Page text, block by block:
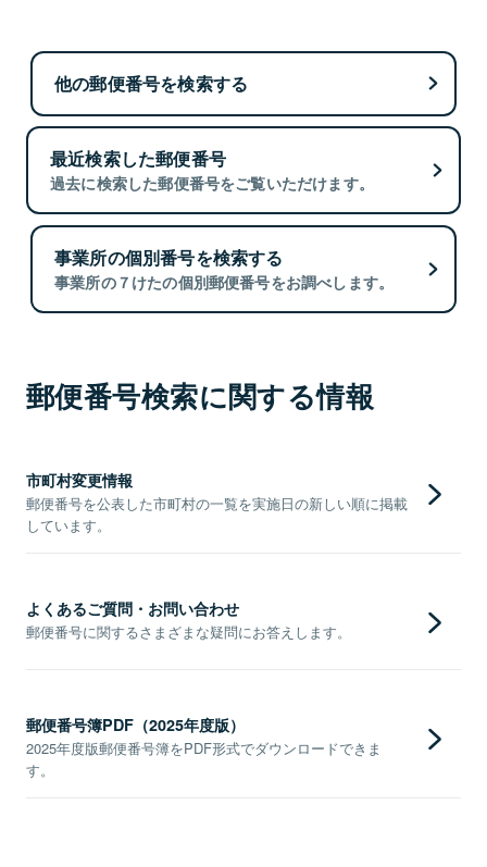
他の郵便番号を検索する
最近検索した郵便番号
過去に検索した郵便番号をご覧いただけます。
事業所の個別番号を検索する
事業所の７けたの個別郵便番号をお調べします。
郵便番号検索に関する情報
市町村変更情報
郵便番号を公表した市町村の一覧を実施日の新しい順に掲載
しています。
よくあるご質問・お問い合わせ
郵便番号に関するさまざまな疑問にお答えします。
郵便番号簿PDF（2025年度版）
2025年度版郵便番号簿をPDF形式でダウンロードできま
す。